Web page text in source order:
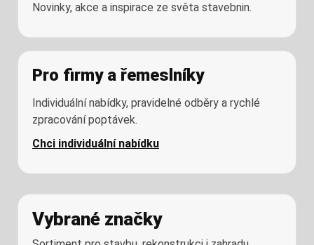
9 450CZK
Novinky, akce a inspirace ze světa stavebnin.
Pro firmy a řemeslníky
Individuální nabídky, pravidelné odběry a rychlé
zpracování poptávek.
Chci individuální nabídku
Vybrané značky